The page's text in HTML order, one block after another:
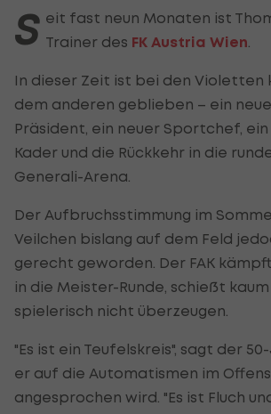
S eit fast neun Monaten ist
Trainer des FK Austria Wien
In dieser Zeit ist bei den Violetten
dem anderen geblieben – ein
Präsident, ein neuer Sportchef,
Kader und die Rückkehr in die
Generali-Arena.
Der Aufbruchsstimmung im
Veilchen bislang auf dem Feld
gerecht geworden. Der FAK
in die Meister-Runde, schießt
spielerisch nicht überzeugen.
"Es ist ein Teufelskreis", sagt der
er auf die Automatismen im
angesprochen wird. "Es ist Fluch